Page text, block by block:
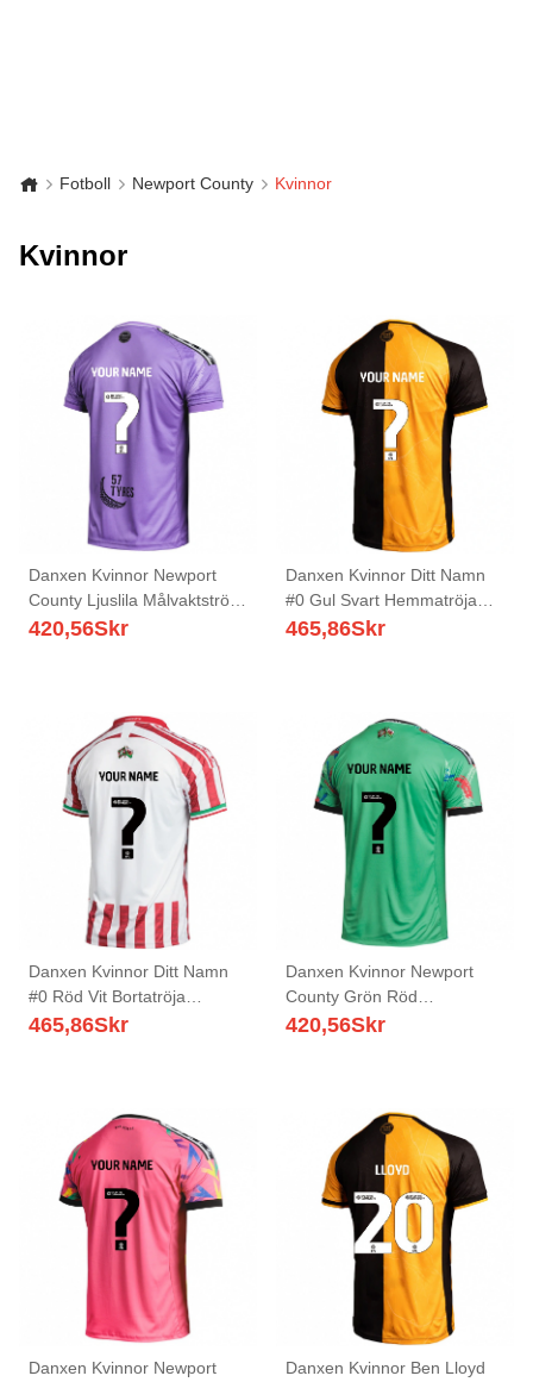
Fotboll Newport County Kvinnor
Kvinnor
Danxen Kvinnor Newport
County Ljuslila Målvaktströja
2025/26 T-tröja
420,56Skr
Danxen Kvinnor Ditt Namn
#0 Gul Svart Hemmatröja
Matchtröjor 2025/26 Tröjor
465,86Skr
Danxen Kvinnor Ditt Namn
#0 Röd Vit Bortatröja
Matchtröjor 2025/26 Tröjor
465,86Skr
Danxen Kvinnor Newport
County Grön Röd
Målvaktströja 2025/26 T-
420,56Skr
Danxen Kvinnor Newport
Danxen Kvinnor Ben Lloyd